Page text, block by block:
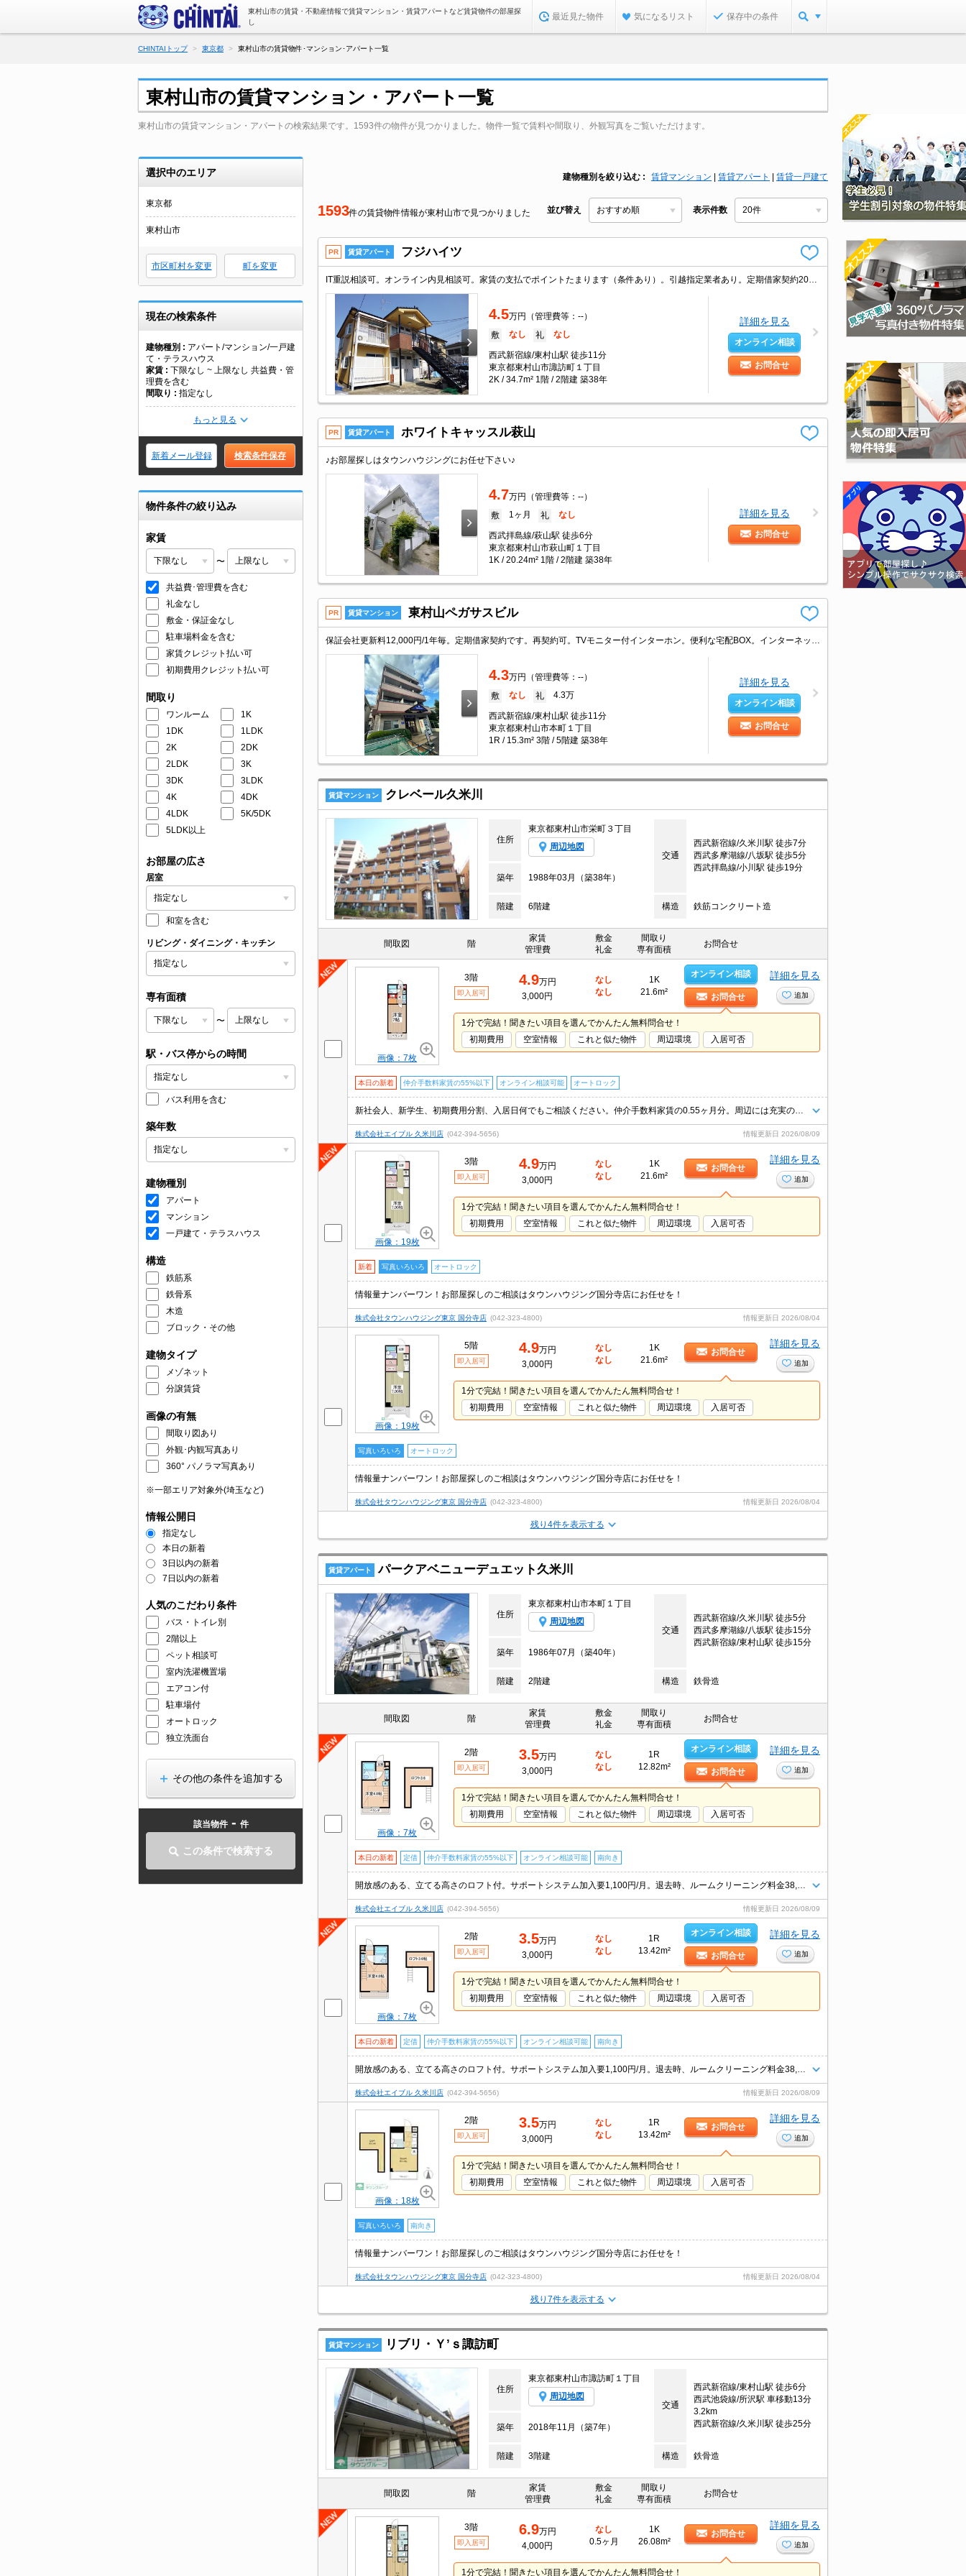
東村山市の賃貸・不動産情報で賃貸マンション・賃貸アパートなど賃貸物件の部屋探
し
最近見た物件 気になるリスト 保存中の条件
CHINTAIトップ 東京都 東村山市の賃貸物件･マンション･アパート一覧
東村山市の賃貸マンション・アパート一覧
東村山市の賃貸マンション・アパートの検索結果です。1593件の物件が見つかりました。物件一覧で賃料や間取り、外観写真をご覧いただけます。
選択中のエリア
東京都
東村山市
市区町村を変更 町を変更
現在の検索条件
建物種別
アパート/マンション/一戸建
て・テラスハウス
家賃
下限なし ~ 上限なし 共益費・管
理費を含む
間取り
指定なし
もっと見る
新着メール登録 検索条件保存
物件条件の絞り込み
家賃
〜
共益費･管理費を含む
礼金なし
敷金・保証金なし
駐車場料金を含む
家賃クレジット払い可
初期費用クレジット払い可
間取り
ワンルーム
1K
1DK
1LDK
2K
2DK
2LDK
3K
3DK
3LDK
4K
4DK
4LDK
5K/5DK
5LDK以上
お部屋の広さ
居室
和室を含む
リビング・ダイニング・キッチン
専有面積
〜
駅・バス停からの時間
バス利用を含む
築年数
建物種別
アパート
マンション
一戸建て・テラスハウス
構造
鉄筋系
鉄骨系
木造
ブロック・その他
建物タイプ
メゾネット
分譲賃貸
画像の有無
間取り図あり
外観･内観写真あり
360° パノラマ写真あり
※一部エリア対象外(埼玉など)
情報公開日
指定なし
本日の新着
3日以内の新着
7日以内の新着
人気のこだわり条件
バス・トイレ別
2階以上
ペット相談可
室内洗濯機置場
エアコン付
駐車場付
オートロック
独立洗面台
その他の条件を追加する
該当物件 - 件
この条件で検索する
建物種別を絞り込む 賃貸マンション 賃貸アパート 賃貸一戸建て
1593件の賃貸物件情報が東村山市で見つかりました 並び替え 表示件数
PR 賃貸アパート フジハイツ
4.5万円（管理費等：--）
敷 なし 礼 なし
西武新宿線/東村山駅 徒歩11分
東京都東村山市諏訪町１丁目
2K / 34.7m² 1階 / 2階建 築38年
詳細を見る
オンライン相談
お問合せ
PR 賃貸アパート ホワイトキャッスル萩山
♪お部屋探しはタウンハウジングにお任せ下さい♪
4.7万円（管理費等：--）
敷 1ヶ月 礼 なし
西武拝島線/萩山駅 徒歩6分
東京都東村山市萩山町１丁目
1K / 20.24m² 1階 / 2階建 築38年
詳細を見る
お問合せ
PR 賃貸マンション 東村山ペガサスビル
4.3万円（管理費等：--）
敷 なし 礼 4.3万
西武新宿線/東村山駅 徒歩11分
東京都東村山市本町１丁目
1R / 15.3m² 3階 / 5階建 築38年
詳細を見る
オンライン相談
お問合せ
賃貸マンション クレベール久米川
住所
東京都東村山市栄町３丁目
周辺地図
交通
西武新宿線/久米川駅 徒歩7分
西武多摩湖線/八坂駅 徒歩5分
西武拝島線/小川駅 徒歩19分
築年
1988年03月（築38年）
階建 6階建 構造 鉄筋コンクリート造
間取図 階
家賃
管理費
敷金
礼金
間取り
専有面積
お問合せ
画像：7枚
3階
即入居可
4.9万円
3,000円
なし
なし
1K
21.6m²
オンライン相談
お問合せ
詳細を見る
追加
1分で完結！聞きたい項目を選んでかんたん無料問合せ！
初期費用
空室情報 これと似た物件 周辺環境 入居可否
本日の新着 仲介手数料家賃の55%以下 オンライン相談可能 オートロック
株式会社エイブル 久米川店 (042-394-5656) 情報更新日 2026/08/09
画像：19枚
3階
即入居可
4.9万円
3,000円
なし
なし
1K
21.6m²
お問合せ
詳細を見る
追加
1分で完結！聞きたい項目を選んでかんたん無料問合せ！
初期費用
空室情報 これと似た物件 周辺環境 入居可否
新着 写真いろいろ オートロック
情報量ナンバーワン！お部屋探しのご相談はタウンハウジング国分寺店にお任せを！
株式会社タウンハウジング東京 国分寺店 (042-323-4800) 情報更新日 2026/08/04
画像：19枚
5階
即入居可
4.9万円
3,000円
なし
なし
1K
21.6m²
お問合せ
詳細を見る
追加
1分で完結！聞きたい項目を選んでかんたん無料問合せ！
初期費用
空室情報 これと似た物件 周辺環境 入居可否
写真いろいろ オートロック
情報量ナンバーワン！お部屋探しのご相談はタウンハウジング国分寺店にお任せを！
株式会社タウンハウジング東京 国分寺店 (042-323-4800) 情報更新日 2026/08/04
残り4件を表示する
賃貸アパート パークアベニューデュエット久米川
住所
東京都東村山市本町１丁目
周辺地図
交通
西武新宿線/久米川駅 徒歩5分
西武多摩湖線/八坂駅 徒歩15分
西武新宿線/東村山駅 徒歩15分
築年
1986年07月（築40年）
階建 2階建 構造 鉄骨造
間取図 階
家賃
管理費
敷金
礼金
間取り
専有面積
お問合せ
画像：7枚
2階
即入居可
3.5万円
3,000円
なし
なし
1R
12.82m²
オンライン相談
お問合せ
詳細を見る
追加
1分で完結！聞きたい項目を選んでかんたん無料問合せ！
初期費用
空室情報 これと似た物件 周辺環境 入居可否
本日の新着 定借 仲介手数料家賃の55%以下 オンライン相談可能 南向き
株式会社エイブル 久米川店 (042-394-5656) 情報更新日 2026/08/09
画像：7枚
2階
即入居可
3.5万円
3,000円
なし
なし
1R
13.42m²
オンライン相談
お問合せ
詳細を見る
追加
1分で完結！聞きたい項目を選んでかんたん無料問合せ！
初期費用
空室情報 これと似た物件 周辺環境 入居可否
本日の新着 定借 仲介手数料家賃の55%以下 オンライン相談可能 南向き
株式会社エイブル 久米川店 (042-394-5656) 情報更新日 2026/08/09
画像：18枚
2階
即入居可
3.5万円
3,000円
なし
なし
1R
13.42m²
お問合せ
詳細を見る
追加
1分で完結！聞きたい項目を選んでかんたん無料問合せ！
初期費用
空室情報 これと似た物件 周辺環境 入居可否
写真いろいろ 南向き
情報量ナンバーワン！お部屋探しのご相談はタウンハウジング国分寺店にお任せを！
株式会社タウンハウジング東京 国分寺店 (042-323-4800) 情報更新日 2026/08/04
残り7件を表示する
賃貸マンション リブリ・Ｙ’ｓ諏訪町
住所
東京都東村山市諏訪町１丁目
周辺地図
交通
西武新宿線/東村山駅 徒歩6分
西武池袋線/所沢駅 車移動13分
3.2km
西武新宿線/久米川駅 徒歩25分
築年 2018年11月（築7年）
階建 3階建 構造 鉄骨造
間取図 階
家賃
管理費
敷金
礼金
間取り
専有面積
お問合せ
3階
即入居可
6.9万円
4,000円
なし
0.5ヶ月
1K
26.08m²
お問合せ
詳細を見る
追加
1分で完結！聞きたい項目を選んでかんたん無料問合せ！